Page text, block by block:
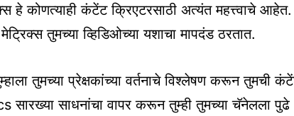
हे कोणत्याही कंटेंट क्रिएटरसाठी अत्यंत महत्त्वाचे आहेत.
तुमच्या व्हिडिओच्या यशाचा मापदंड ठरतात.
तुमच्या प्रेक्षकांच्या वर्तनाचे विश्लेषण करून तुमची
साधनांचा वापर करून तुम्ही तुमच्या चॅनेलला पुढे